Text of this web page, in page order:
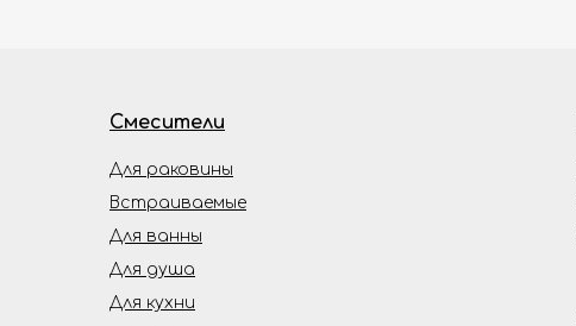
Смесители
Встраиваемые
Для кухни
Для ванны
Для душа
Для раковины